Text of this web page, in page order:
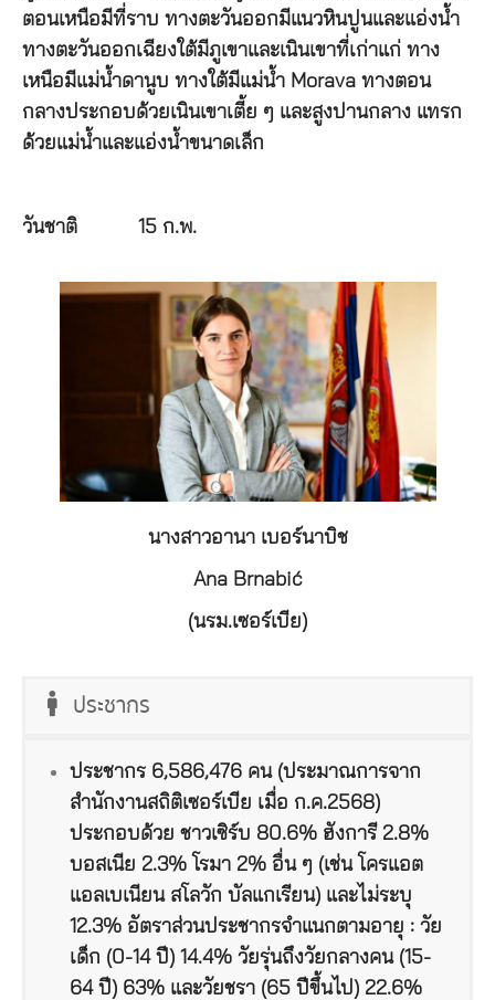
ตอนเหนือมีที่ราบ ทางตะวันออกมีแนวหินปูนและแอ่งน้ำ
ทางตะวันออกเฉียงใต้มีภูเขาและเนินเขาที่เก่าแก่ ทาง
เหนือมีแม่น้ำดานูบ ทางใต้มีแม่น้ำ Morava ทางตอน
กลางประกอบด้วยเนินเขาเตี้ย ๆ และสูงปานกลาง แทรก
ด้วยแม่น้ำและแอ่งน้ำขนาดเล็ก
วันชาติ 15 ก.พ.
นางสาวอานา เบอร์นาบิช
Ana Brnabić
(นรม.เซอร์เบีย)
ประชากร
ประชากร 6,586,476 คน (ประมาณการจาก
สำนักงานสถิติเซอร์เบีย เมื่อ ก.ค.2568)
ประกอบด้วย ชาวเซิร์บ 80.6% ฮังการี 2.8%
บอสเนีย 2.3% โรมา 2% อื่น ๆ (เช่น โครแอต
แอลเบเนียน สโลวัก บัลแกเรียน) และไม่ระบุ
12.3% อัตราส่วนประชากรจำแนกตามอายุ : วัย
เด็ก (0-14 ปี) 14.4% วัยรุ่นถึงวัยกลางคน (15-
64 ปี) 63% และวัยชรา (65 ปีขึ้นไป) 22.6%